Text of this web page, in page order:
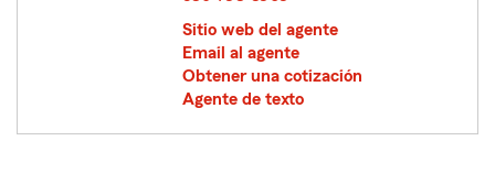
Sitio web del agente
Email al agente
Obtener una cotización
Agente de texto